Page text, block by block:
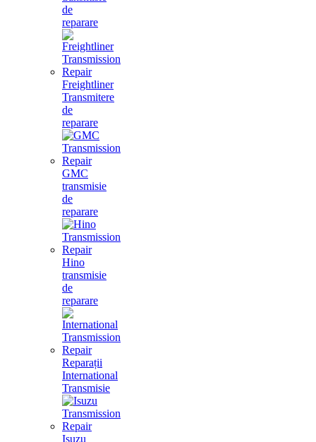
de
reparare
Freightliner
Transmitere
de
reparare
GMC
transmisie
de
reparare
Hino
transmisie
de
reparare
Reparații
International
Transmisie
Isuzu